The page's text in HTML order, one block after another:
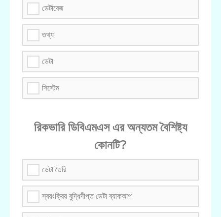
ডেটাবেজ
তথ্য
ডেটা
সিস্টেম
রিকভারি ডিবিএমএস এর অন্যতম বৈশিষ্ট্য
কোনটি?
ডেটা তৈরি
স্বয়ংক্রিয় বুদ্ধিদীপ্ত ডেটা ব্যাকআপ